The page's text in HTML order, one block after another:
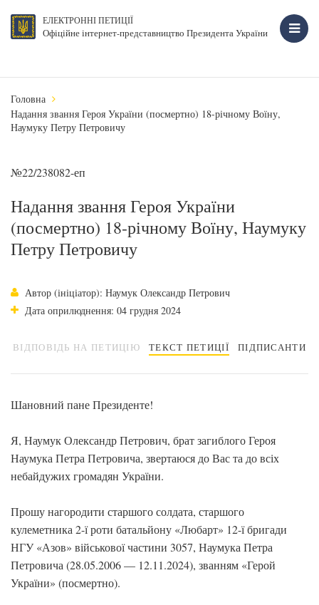
ЕЛЕКТРОННІ ПЕТИЦІЇ
Офіційне інтернет-представництво Президента України
Головна
Надання звання Героя України (посмертно) 18-річному Воїну,
Наумуку Петру Петровичу
№22/238082-еп
Надання звання Героя України
(посмертно) 18-річному Воїну, Наумуку
Петру Петровичу
Автор (ініціатор): Наумук Олександр Петрович
Дата оприлюднення: 04 грудня 2024
ВІДПОВІДЬ НА ПЕТИЦІЮ ТЕКСТ ПЕТИЦІЇ ПІДПИСАНТИ
Шановний пане Президенте!
Я, Наумук Олександр Петрович, брат загиблого Героя
Наумука Петра Петровича, звертаюся до Вас та до всіх
небайдужих громадян України.
Прошу нагородити старшого солдата, старшого
кулеметника 2-ї роти батальйону «Любарт» 12-ї бригади
НГУ «Азов» військової частини 3057, Наумука Петра
Петровича (28.05.2006 — 12.11.2024), званням «Герой
України» (посмертно).